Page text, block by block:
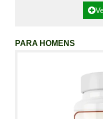
PARA HOMENS